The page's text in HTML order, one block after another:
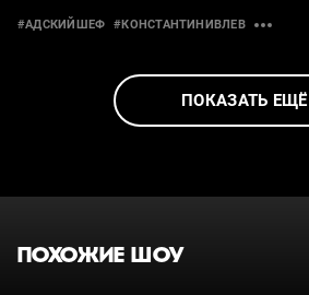
#АДСКИЙШЕФ #КОНСТАНТИНИВЛЕВ
ПОКАЗАТЬ ЕЩЁ
ПОХОЖИЕ ШОУ